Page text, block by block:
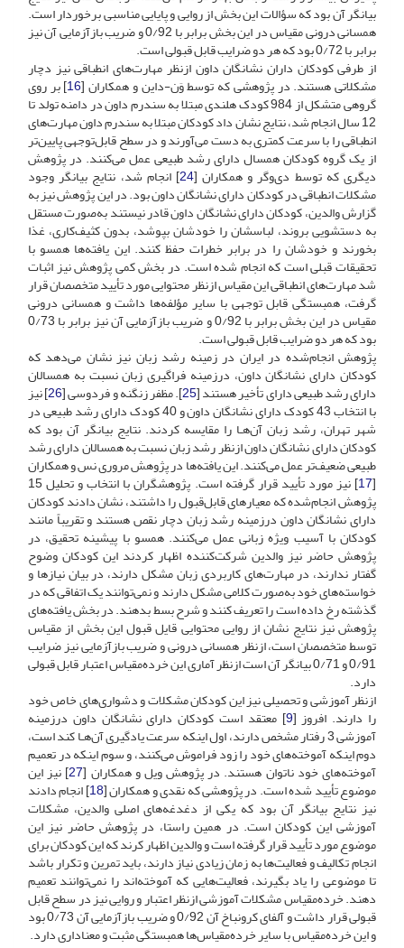
بیانگر آن بود که سؤالات این بخش از روایی و پایایی مناسبی برخوردار است.
همسانی درونی مقیاس در این بخش برابر با 0/92 و ضریب بازآزمایی آن نیز
برابر با 0/72 بود که هر دو ضرایب قابل قبولی است.
از طرفی کودکان داران نشانگان داون ازنظر مهارت‌های انطباقی نیز دچار
مشکلاتی هستند. در پژوهشی که توسط وَن-داین و همکاران [16] بر روی
گروهی متشکل از 984 کودک هلندی مبتلا به سندرم داون در دامنه تولد تا
12 سال انجام شد، نتایج نشان داد کودکان مبتلا به سندرم داون مهارت‌های
انطباقی را با سرعت کمتری به دست می‌آورند و در سطح قابل‌توجهی پایین‌تر
از یک گروه کودکان همسال دارای رشد طبیعی عمل می‌کنند. در پژوهش
دیگری که توسط دی‌وگر و همکاران [24] انجام شد، نتایج بیانگر وجود
مشکلات انطباقی در کودکان دارای نشانگان داون بود. در این پژوهش نیز به
گزارش والدین، کودکان دارای نشانگان داون قادر نیستند به‌صورت مستقل
به دستشویی بروند، لباسشان را خودشان بپوشد، بدون کثیف‌کاری، غذا
بخورند و خودشان را در برابر خطرات حفظ کنند. این یافته‌ها همسو با
تحقیقات قبلی است که انجام شده است. در بخش کمی پژوهش نیز اثبات
شد مهارت‌های انطباقی این مقیاس ازنظر محتوایی مورد تأیید متخصصان قرار
گرفت، همبستگی قابل توجهی با سایر مؤلفه‌ها داشت و همسانی درونی
مقیاس در این بخش برابر با 0/92 و ضریب بازآزمایی آن نیز برابر با 0/73
بود که هر دو ضرایب قابل قبولی است.
پژوهش انجام‌شده در ایران در زمینه رشد زبان نیز نشان می‌دهد که
کودکان دارای نشانگان داون، درزمینه فراگیری زبان نسبت به همسالان
دارای رشد طبیعی دارای تأخیر هستند [25]. مظفر زنگنه و فردوسی [26] نیز
با انتخاب 43 کودک دارای نشانگان داون و 40 کودک دارای رشد طبیعی در
شهر تهران، رشد زبان آن‌هـا را مقایسه کردند. نتایج بیانگر آن بود که
کودکان دارای نشانگان داون ازنظر رشد زبان نسبت به همسالان دارای رشد
طبیعی ضعیف‌تر عمل می‌کنند. این یافته‌ها در پژوهش مروری نس و همکاران
[
17 ] نیز مورد تأیید قرار گرفته است. پژوهشگران با انتخاب و تحلیل 15
پژوهش انجام‌شده که معیارهای قابل‌قبول را داشتند، نشان دادند کودکان
دارای نشانگان داون درزمینه رشد زبان دچار نقص هستند و تقریباً مانند
کودکان با آسیب ویژه زبانی عمل می‌کنند. همسو با پیشینه تحقیق، در
پژوهش حاضر نیز والدین شرکت‌کننده اظهار کردند این کودکان وضوح
گفتار ندارند، در مهارت‌های کاربردی زبان مشکل دارند، در بیان نیازها و
خواسته‌های خود به‌صورت کلامی مشکل دارند و نمی‌توانند یک اتفاقی که در
گذشته رخ داده است را تعریف کنند و شرح بسط بدهند. در بخش یافته‌های
پژوهش نیز نتایج نشان از روایی محتوایی قایل قبول این بخش از مقیاس
توسط متخصصان است، ازنظر همسانی درونی و ضریب بازآزمایی نیز ضرایب
0/91 و 0/71 بیانگر آن است ازنظر آماری این خرده‌مقیاس اعتبار قابل قبولی
دارد.
ازنظر آموزشی و تحصیلی نیز این کودکان مشکلات و دشواری‌های خاص خود
را دارند. افروز [9] معتقد است کودکان دارای نشانگان داون درزمینه
آموزشی 3 رفتار مشخص دارند، اول اینکه سرعت یادگیری آن‌هـا کند است،
دوم اینکه آموخته‌های خود را زود فراموش می‌کنند، و سوم اینکه در تعمیم
آموخته‌های خود ناتوان هستند. در پژوهش ویل و همکاران [27] نیز این
موضوع تأیید شده است. در پژوهشی که نقدی و همکاران [18] انجام دادند
نیز نتایج بیانگر آن بود که یکی از دغدغه‌های اصلی والدین، مشکلات
آموزشی این کودکان است. در همین راستا، در پژوهش حاضر نیز این
موضوع مورد تأیید قرار گرفته است و والدین اظهار کرند که این کودکان برای
انجام تکالیف و فعالیت‌ها به زمان زیادی نیاز دارند، باید تمرین و تکرار باشد
تا موضوعی را یاد بگیرند، فعالیت‌هایی که آموخته‌اند را نمی‌توانند تعمیم
دهند. خرده‌مقیاس مشکلات آموزشی ازنظر اعتبار و روایی نیز در سطح قابل
قبولی قرار داشت و آلفای کرونباخ آن 0/92 و ضریب بازآزمایی آن 0/73 بود
و این خرده‌مقیاس با سایر خرده‌مقیاس‌ها همبستگی مثبت و معناداری دارد.